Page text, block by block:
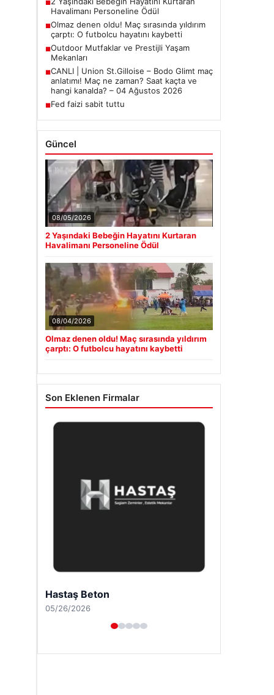
■
Havalimanı Personeline Ödül
■Olmaz denen oldu! Maç sırasında yıldırım
çarptı: O futbolcu hayatını kaybetti
■Outdoor Mutfaklar ve Prestijli Yaşam
Mekanları
■CANLI | Union St.Gilloise – Bodo Glimt maç
anlatımı! Maç ne zaman? Saat kaçta ve
hangi kanalda? – 04 Ağustos 2026
■Fed faizi sabit tuttu
Güncel
08/05/2026
2 Yaşındaki Bebeğin Hayatını Kurtaran
Havalimanı Personeline Ödül
08/04/2026
Olmaz denen oldu! Maç sırasında yıldırım
çarptı: O futbolcu hayatını kaybetti
Son Eklenen Firmalar
Hastaş Beton
05/26/2026